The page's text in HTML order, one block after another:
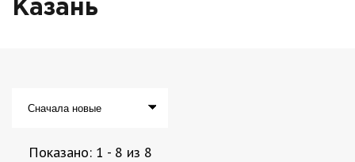
Казань
Показано: 1 - 8 из 8